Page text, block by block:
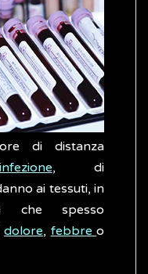
di distanza
, di
ai tessuti, in
che spesso
dolore, febbre o